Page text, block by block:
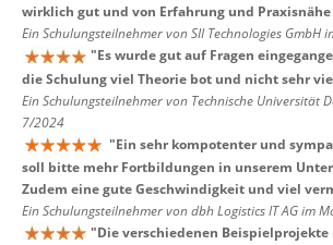
wirklich gut und von Erfahrung und
Ein Schulungsteilnehmer von SII Technologies GmbH
"Es wurde gut auf Fragen
die Schulung viel Theorie bot und nicht sehr
Ein Schulungsteilnehmer von Technische Universität
7/2024
"Ein sehr kompotenter und
soll bitte mehr Fortbildungen in unserem
Zudem eine gute Geschwindigkeit und viel
Ein Schulungsteilnehmer von dbh Logistics IT AG im
"Die verschiedenen